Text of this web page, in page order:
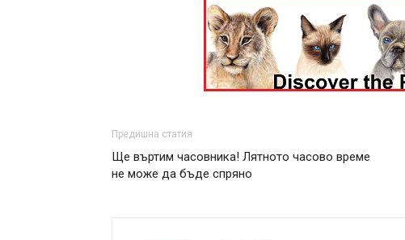
Предишна статия
Ще въртим часовника! Лятното часово време
не може да бъде спряно